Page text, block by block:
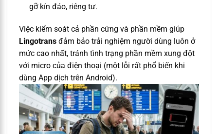
gỡ kín đáo, riêng tư.
Việc kiểm soát cả phần cứng và phần mềm giúp
Lingotrans đảm bảo trải nghiệm người dùng luôn ở
mức cao nhất, tránh tình trạng phần mềm xung đột
với micro của điện thoại (một lỗi rất phổ biến khi
dùng App dịch trên Android).